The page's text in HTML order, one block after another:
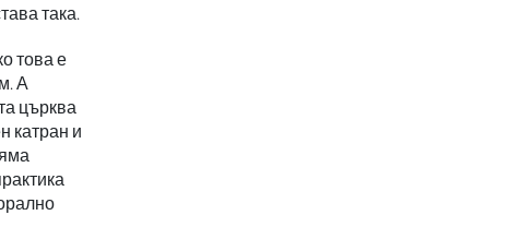
така.
това е
А
църква
катран и